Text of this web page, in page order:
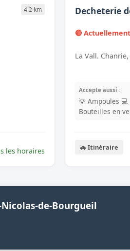
4.2 km
les horaires
Decheterie
🔴
La Vall.
Accepte aussi :
💡 Ampoules
Bouteilles en
🚗 Itinéraire
de-Bourgueil